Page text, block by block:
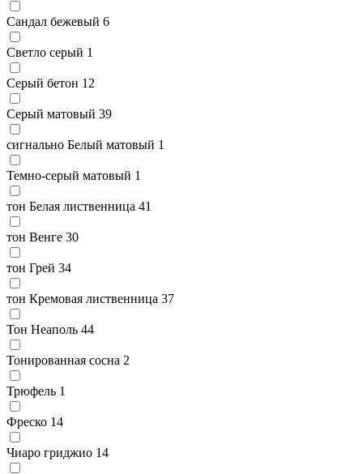
Сандал бежевый 6
Светло серый 1
Серый бетон 12
Серый матовый 39
сигнально Белый матовый 1
Темно-серый матовый 1
тон Белая лиственница 41
тон Венге 30
тон Грей 34
тон Кремовая лиственница 37
Тон Неаполь 44
Тонированная сосна 2
Трюфель 1
Фреско 14
Чиаро гриджио 14